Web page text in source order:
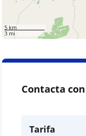
5 km
3 mi
Contacta
Tarifa